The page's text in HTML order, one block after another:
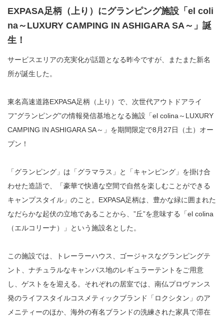
EXPASA足柄（上り）にグランピング施設「el coli
na～LUXURY CAMPING IN ASHIGARA SA～」誕
生！
サービスエリアの充実化が話題となる昨今ですが、またまた新名
所が誕生した。
東名高速道路EXPASA足柄（上り）で、次世代アウトドアライ
フ”グランピング”の情報発信基地となる施設「el colina～LUXURY
CAMPING IN ASHIGARA SA～」を期間限定で8月27日（土）オー
プン！
「グランピング」は「グラマラス」と「キャンピング」を掛け合
わせた造語で、「豪華で快適な空間で自然を楽しむことができる
キャンプスタイル」のこと。EXPASA足柄は、豊かな緑に囲まれた
なだらかな起伏の立地であることから、”丘”を意味する「el colina
（エルコリーナ）」という施設名とした。
この施設では、トレーラーハウス、ゴージャスなグランピングテ
ント、ナチュラルなキャンパス地のレギュラーテントをご用意
し、ゲストをを迎える。それぞれの居室では、南仏プロヴァンス
発のライフスタイルコスメティックブランド「ロクシタン」のア
メニティーのほか、海外の有名ブランドの洗練された家具で滞在